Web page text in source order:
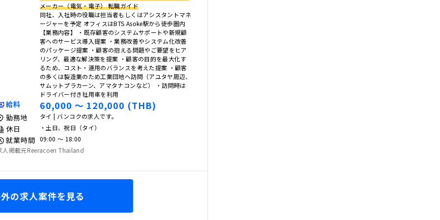
メーカー（電気・電子） 転職ガイド
同社、入社時の役職は担当者もしくはアシスタントマネ
ージャーを予定 オフィスはBTS Asoke駅から徒歩圏内
【業務内容】 ・既存顧客のシステムサポートや新規顧
客へのサービス導入提案 ・業務改善やシステム化改善
のパッケージ提案 ・顧客の抱える問題やご要望をヒア
リング、最適な解決策を提案 ・顧客の目的を最大化す
るため、コスト・運用のバランスを考えた提案 ・顧客
の多くは製造業のため工業団地へ訪問（アユタヤ周辺、
サムットプラカーン、アマタナコンなど） ・訪問時は
ドライバー付き社用車を利用
給料 60,000 〜 120,000 (THB)
勤務地 タイ | バンコクの求人です。
休日 ・土日、祝日（タイ）
就業時間 09:00 〜 18:00
人掲載元Reeracoen Thailand
の求人案件を見る